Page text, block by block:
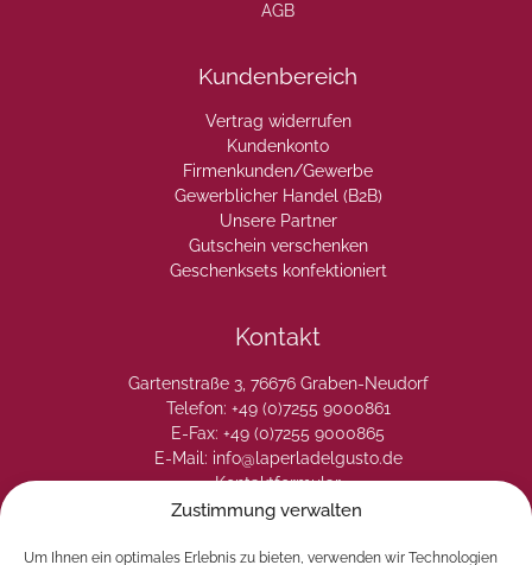
Zustimmung verwalten
Um Ihnen ein optimales Erlebnis zu bieten, verwenden wir Technologien
AGB
Kundenbereich
Vertrag widerrufen
Kundenkonto
Firmenkunden/Gewerbe
Gewerblicher Handel (B2B)
Unsere Partner
Gutschein verschenken
Geschenksets konfektioniert
Kontakt
Gartenstraße 3, 76676 Graben-Neudorf
Telefon: +49 (0)7255 9000861
E-Fax: +49 (0)7255 9000865
E-Mail: info@laperladelgusto.de
Kontaktformular